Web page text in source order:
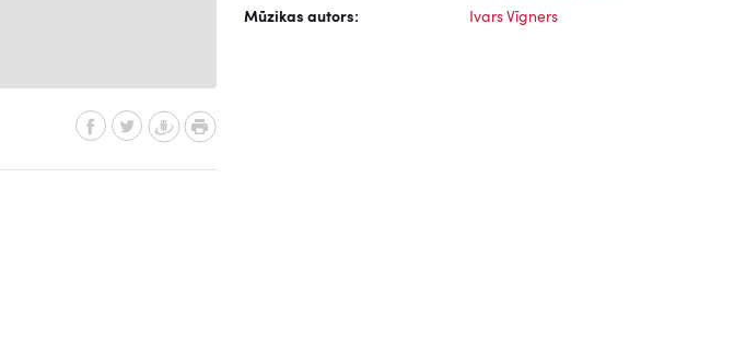
Mūzikas autors: Ivars Vīgners